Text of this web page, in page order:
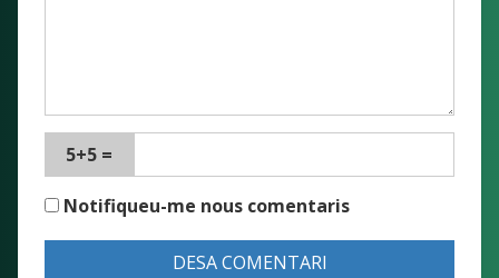
5+5 =
Notifiqueu-me nous comentaris